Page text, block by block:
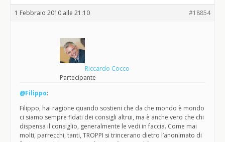
1 Febbraio 2010 alle 21:10 #18854
Riccardo Cocco
Partecipante
@Filippo:
Filippo, hai ragione quando sostieni che da che mondo è mondo
ci siamo sempre fidati dei consigli altrui, ma è anche vero che chi
dispensa il consiglio, generalmente le vedi in faccia. Come mai
molti, parrecchi, tanti, TROPPI si trincerano dietro l’anonimato di